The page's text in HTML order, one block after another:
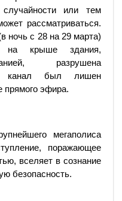
случайности или тем
рассматриваться.
ночь с 28 на 29 марта)
на крыше здания,
разрушена
канал был лишен
прямого эфира.
мегаполиса
поражающее
вселяет в сознание
безопасность.